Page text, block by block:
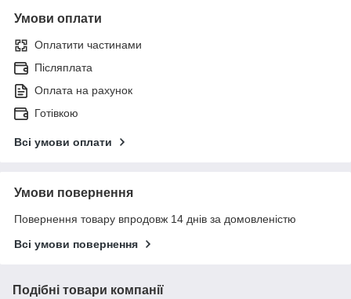
Умови оплати
Оплатити частинами
Післяплата
Оплата на рахунок
Готівкою
Всі умови оплати
Умови повернення
Повернення товару впродовж 14 днів за домовленістю
Всі умови повернення
Подібні товари компанії